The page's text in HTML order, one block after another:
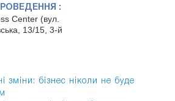
:
Center (вул.
13/15, 3-й
зміни: бізнес ніколи не буде